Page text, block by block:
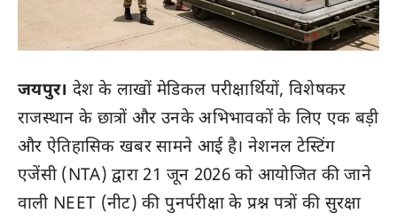
जयपुर। देश के लाखों मेडिकल परीक्षार्थियों, विशेषकर
राजस्थान के छात्रों और उनके अभिभावकों के लिए एक बड़ी
और ऐतिहासिक खबर सामने आई है। नेशनल टेस्टिंग
एजेंसी (NTA) द्वारा 21 जून 2026 को आयोजित की जाने
वाली NEET (नीट) की पुनर्परीक्षा के प्रश्न पत्रों की सुरक्षा